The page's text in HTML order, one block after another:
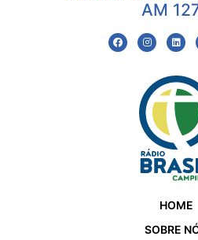
AM
HOME
SOBRE